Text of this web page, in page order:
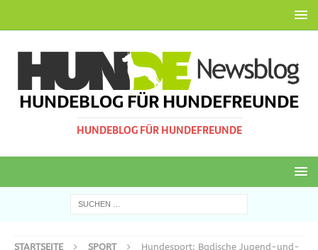
HUNDEBLOG FÜR HUNDEFREUNDE
HUNDEBLOG FÜR HUNDEFREUNDE
STARTSEITE SPORT
Hundesport: Badische Jugend-und-